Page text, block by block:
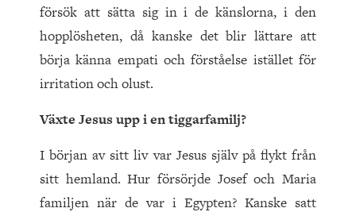
försök att sätta sig in i de känslorna, i den
hopplösheten, då kanske det blir lättare att
börja känna empati och förståelse istället för
irritation och olust.
Växte Jesus upp i en tiggarfamilj?
I början av sitt liv var Jesus själv på flykt från
sitt hemland. Hur försörjde Josef och Maria
familjen när de var i Egypten? Kanske satt